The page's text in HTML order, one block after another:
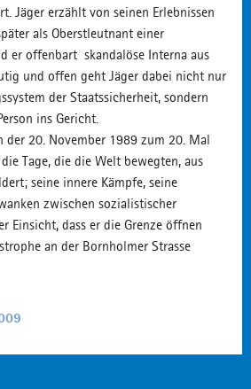
Jäger erzählt von seinen Erlebnissen
als Oberstleutnant einer
er offenbart skandalöse Interna aus
und offen geht Jäger dabei nicht nur
der Staatssicherheit, sondern
ins Gericht.
der 20. November 1989 zum 20. Mal
Tage, die die Welt bewegten, aus
seine innere Kämpfe, seine
zwischen sozialistischer
Einsicht, dass er die Grenze öffnen
an der Bornholmer Strasse